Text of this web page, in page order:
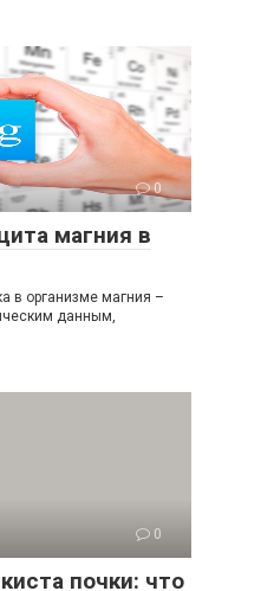
0
магния в
в организме магния –
данным,
0
почки: что